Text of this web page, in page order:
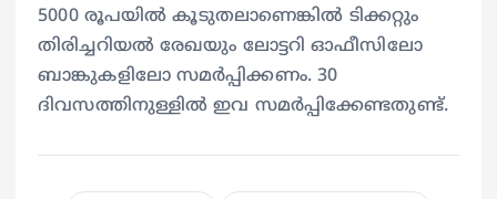
5000 രൂപയിൽ കൂടുതലാണെങ്കിൽ ടിക്കറ്റും
തിരിച്ചറിയൽ രേഖയും ലോട്ടറി ഓഫീസിലോ
ബാങ്കുകളിലോ സമർപ്പിക്കണം. 30
ദിവസത്തിനുള്ളിൽ ഇവ സമർപ്പിക്കേണ്ടതുണ്ട്.